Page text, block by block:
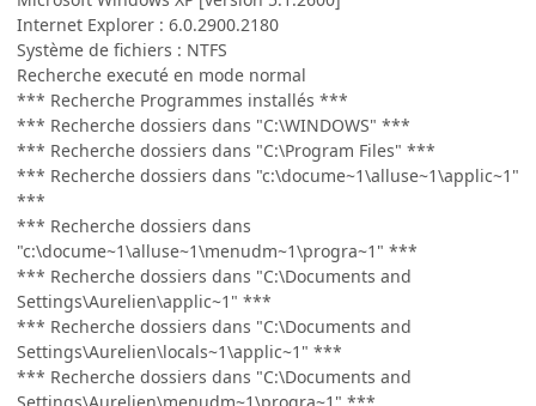
Internet Explorer : 6.0.2900.2180
Système de fichiers : NTFS
Recherche executé en mode normal
*** Recherche Programmes installés ***
*** Recherche dossiers dans "C:\WINDOWS" ***
*** Recherche dossiers dans "C:\Program Files" ***
*** Recherche dossiers dans "c:\docume~1\alluse~1\applic~1"
***
*** Recherche dossiers dans
"c:\docume~1\alluse~1\menudm~1\progra~1" ***
*** Recherche dossiers dans "C:\Documents and
Settings\Aurelien\applic~1" ***
*** Recherche dossiers dans "C:\Documents and
Settings\Aurelien\locals~1\applic~1" ***
*** Recherche dossiers dans "C:\Documents and